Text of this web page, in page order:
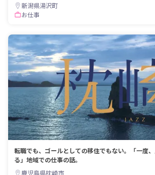
新潟県湯沢町
お仕事
転職でも、ゴールとしての移住でもない。「一度
る」地域での仕事の話。
鹿児島県枕崎市